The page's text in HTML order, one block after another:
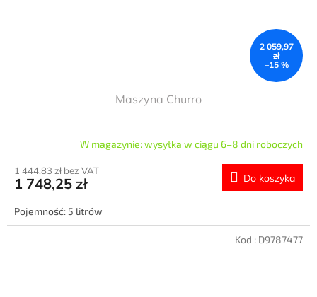
2 059,97
zł
–15 %
Maszyna Churro
W magazynie: wysyłka w ciągu 6–8 dni roboczych
1 444,83 zł bez VAT
1 748,25 zł Do koszyka
Pojemność: 5 litrów
Kod : D9787477